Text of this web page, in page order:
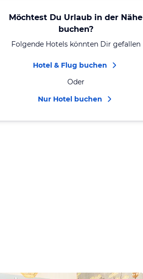
Möchtest Du Urlaub in der Nähe
buchen?
Folgende Hotels könnten Dir gefallen
Hotel & Flug buchen
Oder
Nur Hotel buchen